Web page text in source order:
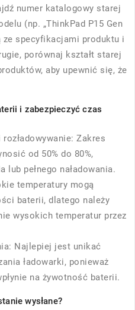
numer katalogowy starej
(np. „ThinkPad P15 Gen
ze specyfikacjami produktu i
porównaj kształt starej
aby upewnić się, że
i zabezpieczyć czas
rozładowywanie: Zakres
od 50% do 80%,
lub pełnego naładowania.
temperatury mogą
baterii, dlatego należy
wysokich temperatur przez
Najlepiej jest unikać
ładowarki, ponieważ
na żywotność baterii.
wysłane?